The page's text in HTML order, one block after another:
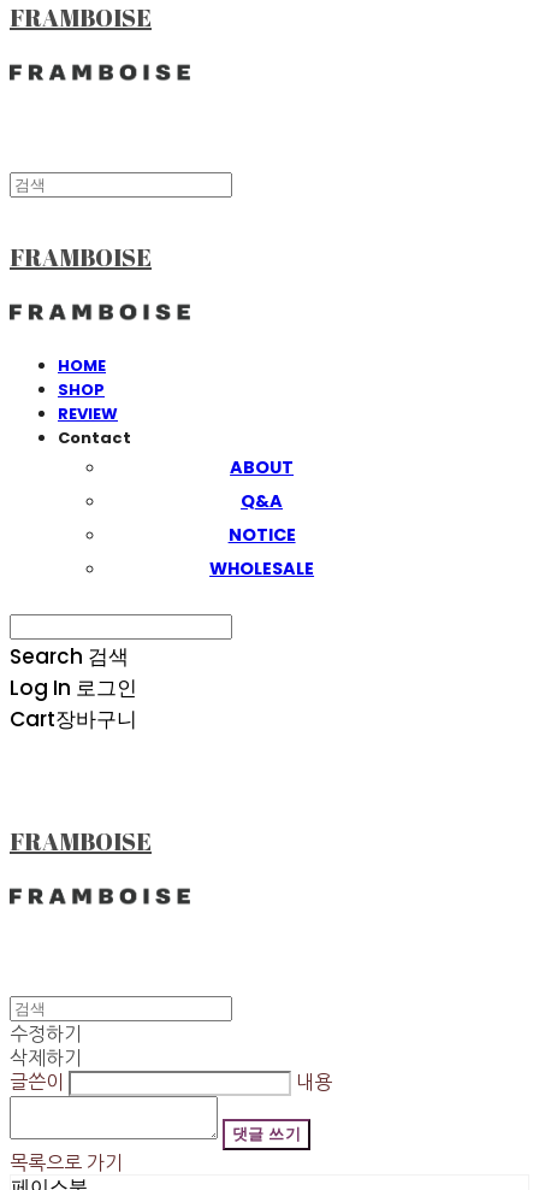
FRAMBOISE
FRAMBOISE
HOME
SHOP
REVIEW
Contact
ABOUT
Q&A
NOTICE
WHOLESALE
Search 검색
Log In 로그인
Cart장바구니
FRAMBOISE
수정하기
삭제하기
글쓴이
내용
댓글 쓰기
목록으로 가기